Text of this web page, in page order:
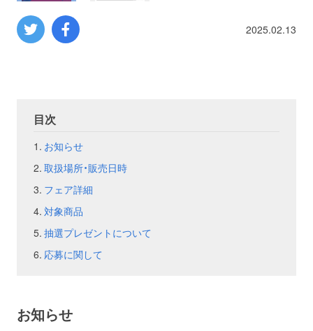
2025.02.13
目次
お知らせ
取扱場所・販売日時
フェア詳細
対象商品
抽選プレゼントについて
応募に関して
お知らせ
ミリタリー
フェア
会社概要